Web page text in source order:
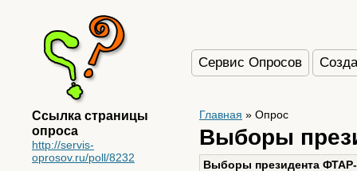
Сервис Опросов
Главная » Опрос
Выборы
Ссылка страницы
опроса
http://servis-
oprosov.ru/poll/8232